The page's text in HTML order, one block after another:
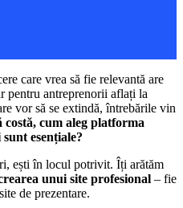
care vrea să fie relevantă are
pentru antreprenorii aflați la
vor să se extindă, întrebările vin
costă, cum aleg platforma
esențiale?
ești în locul potrivit. Îți arătăm
unui site profesional – fie
de prezentare.